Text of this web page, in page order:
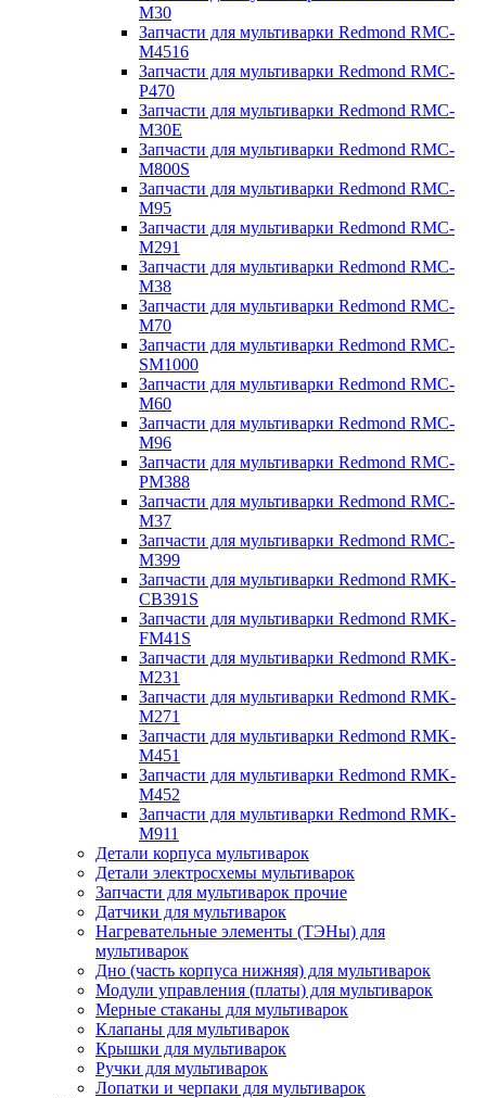
M30
Запчасти для мультиварки Redmond RMC-
M4516
Запчасти для мультиварки Redmond RMC-
P470
Запчасти для мультиварки Redmond RMC-
M30E
Запчасти для мультиварки Redmond RMC-
M800S
Запчасти для мультиварки Redmond RMC-
M95
Запчасти для мультиварки Redmond RMC-
M291
Запчасти для мультиварки Redmond RMC-
M38
Запчасти для мультиварки Redmond RMC-
M70
Запчасти для мультиварки Redmond RMC-
SM1000
Запчасти для мультиварки Redmond RMC-
M60
Запчасти для мультиварки Redmond RMC-
M96
Запчасти для мультиварки Redmond RMC-
PM388
Запчасти для мультиварки Redmond RMC-
M37
Запчасти для мультиварки Redmond RMC-
M399
Запчасти для мультиварки Redmond RMK-
CB391S
Запчасти для мультиварки Redmond RMK-
FM41S
Запчасти для мультиварки Redmond RMK-
M231
Запчасти для мультиварки Redmond RMK-
M271
Запчасти для мультиварки Redmond RMK-
M451
Запчасти для мультиварки Redmond RMK-
M452
Запчасти для мультиварки Redmond RMK-
M911
Детали корпуса мультиварок
Детали электросхемы мультиварок
Запчасти для мультиварок прочие
Датчики для мультиварок
Нагревательные элементы (ТЭНы) для
мультиварок
Дно (часть корпуса нижняя) для мультиварок
Модули управления (платы) для мультиварок
Мерные стаканы для мультиварок
Клапаны для мультиварок
Крышки для мультиварок
Ручки для мультиварок
Лопатки и черпаки для мультиварок